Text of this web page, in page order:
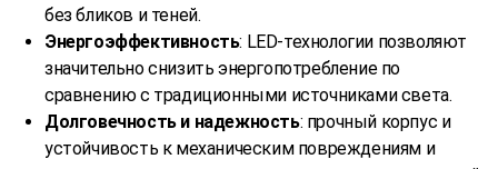
без бликов и теней.
Энергоэффективность: LED-технологии позволяют
значительно снизить энергопотребление по
сравнению с традиционными источниками света.
Долговечность и надежность: прочный корпус и
устойчивость к механическим повреждениям и